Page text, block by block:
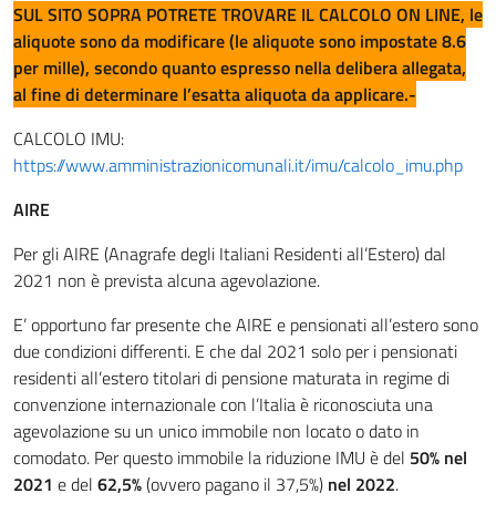
SUL SITO SOPRA POTRETE TROVARE IL CALCOLO ON LINE, le
aliquote sono da modificare (le aliquote sono impostate 8.6
per mille), secondo quanto espresso nella delibera allegata,
al fine di determinare l’esatta aliquota da applicare.-
CALCOLO IMU:
https://www.amministrazionicomunali.it/imu/calcolo_imu.php
AIRE
Per gli AIRE (Anagrafe degli Italiani Residenti all’Estero) dal
2021 non è prevista alcuna agevolazione.
E’ opportuno far presente che AIRE e pensionati all’estero sono
due condizioni differenti. E che dal 2021 solo per i pensionati
residenti all’estero titolari di pensione maturata in regime di
convenzione internazionale con l’Italia è riconosciuta una
agevolazione su un unico immobile non locato o dato in
comodato. Per questo immobile la riduzione IMU è del 50% nel
2021 e del 62,5%(ovvero pagano il 37,5%) nel 2022.